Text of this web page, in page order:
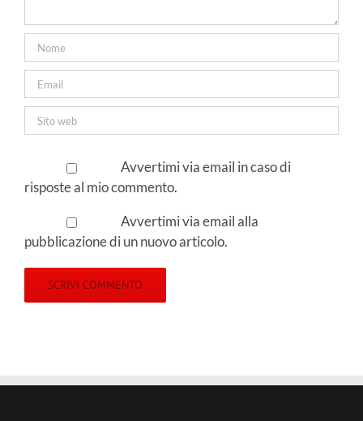
Avvertimi via email in caso di
risposte al mio commento.
Avvertimi via email alla
pubblicazione di un nuovo articolo.